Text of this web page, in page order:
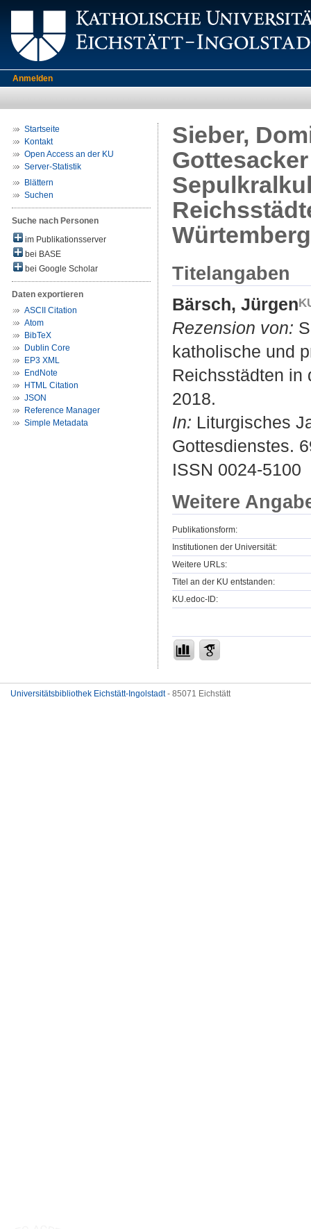
Anmelden
Startseite
Kontakt
Open Access an der KU
Server-Statistik
Blättern
Suchen
Suche nach Personen
im Publikationsserver
bei BASE
bei Google Scholar
Daten exportieren
ASCII Citation
Atom
BibTeX
Dublin Core
EP3 XML
EndNote
HTML Citation
JSON
Reference Manager
Simple Metadata
Sieber,
Titelangaben
Bärsch, Jürgen
Rezension von:
katholische und
Reichsstädten in
2018.
In: Liturgisches
Gottesdienstes.
ISSN 0024-5100
Weitere
Publikationsform:
Institutionen der Universität:
Weitere URLs:
Titel an der KU entstanden:
KU.edoc-ID:
Universitätsbibliothek Eichstätt-Ingolstadt- 85071 Eichstätt